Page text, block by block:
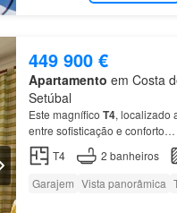
449 900 €
Apartamento em Costa
Setúbal
Este magnífico T4, localizado
entre sofisticação e conforto…
T4
2 banheiros
Garajem Vista panorâmica